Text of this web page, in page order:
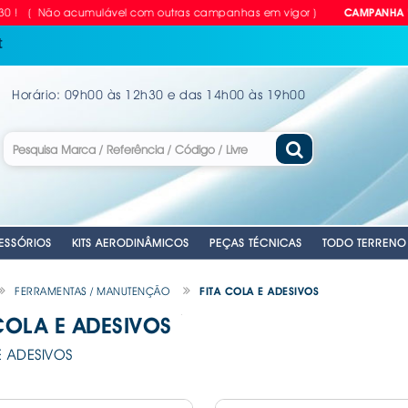
acumulável com outras campanhas em vigor ) CAMPANHA
Horário: 09h00 às 12h30 e das 14h00 às 19h00
. EMERGENCIA
TPMS . PASTILHAS TRAVÃO EBC
ACESSÓRIOS
KITS AERODINÂMICOS PEÇAS TÉCNICAS TODO TERRENO
. CUBOS RODA MANUAIS
CARRO
. EMERGENCIA
. CORTINAS PARA CARRO
FERRAMENTAS / MANUTENÇÃO FITA COLA E ADESIVOS
E ADESIVOS